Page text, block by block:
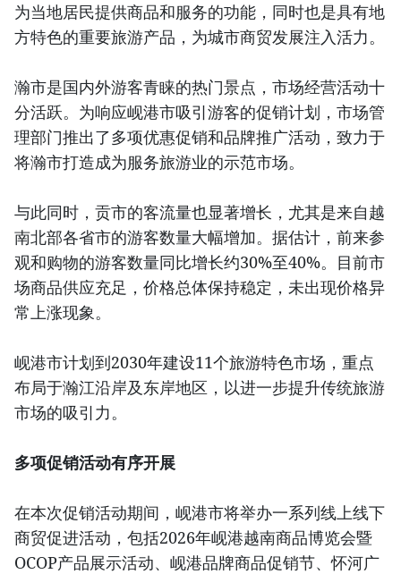
为当地居民提供商品和服务的功能，同时也是具有地
方特色的重要旅游产品，为城市商贸发展注入活力。
瀚市是国内外游客青睐的热门景点，市场经营活动十
分活跃。为响应岘港市吸引游客的促销计划，市场管
理部门推出了多项优惠促销和品牌推广活动，致力于
将瀚市打造成为服务旅游业的示范市场。
与此同时，贡市的客流量也显著增长，尤其是来自越
南北部各省市的游客数量大幅增加。据估计，前来参
观和购物的游客数量同比增长约30%至40%。目前市
场商品供应充足，价格总体保持稳定，未出现价格异
常上涨现象。
岘港市计划到2030年建设11个旅游特色市场，重点
布局于瀚江沿岸及东岸地区，以进一步提升传统旅游
市场的吸引力。
多项促销活动有序开展
在本次促销活动期间，岘港市将举办一系列线上线下
商贸促进活动，包括2026年岘港越南商品博览会暨
OCOP产品展示活动、岘港品牌商品促销节、怀河广